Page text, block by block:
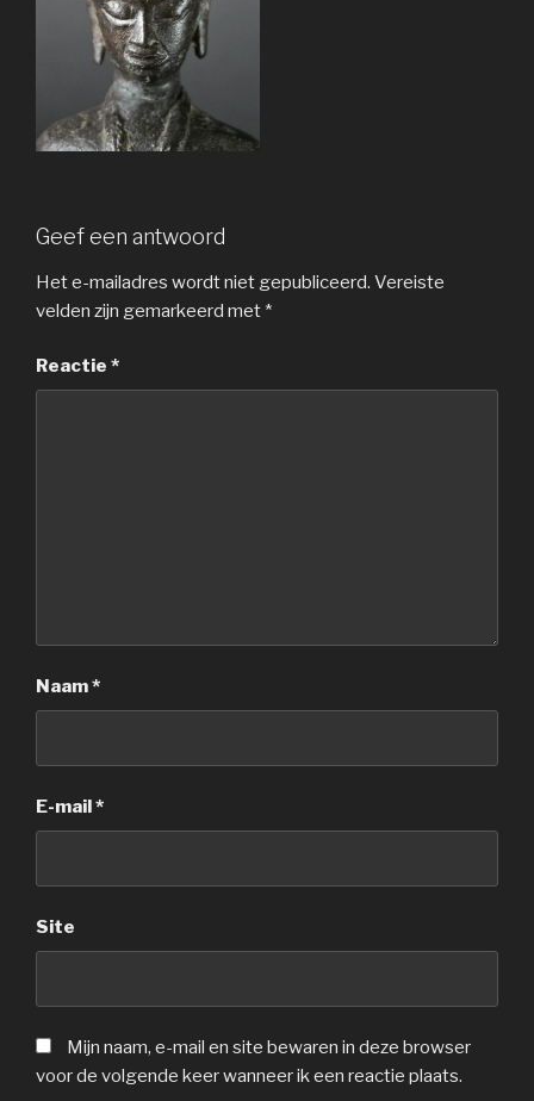
Geef een antwoord
Het e-mailadres wordt niet gepubliceerd. Vereiste
velden zijn gemarkeerd met *
Reactie *
Naam*
E-mail *
Site
Mijn naam, e-mail en site bewaren in deze browser
voor de volgende keer wanneer ik een reactie plaats.